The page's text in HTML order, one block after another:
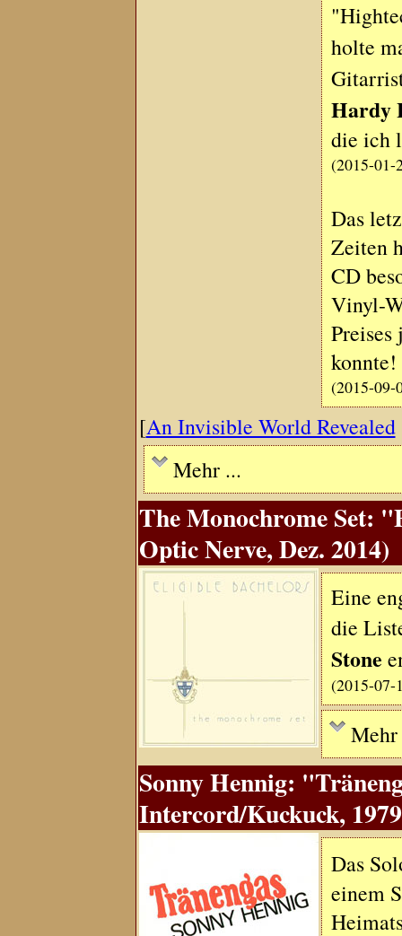
holte
Hardy
die ich
(2015-01-
Das
Zeiten
CD
Vinyl-
Preises
konnte!
(2015-09-
[An Invisible World Revealed
Mehr ...
The Monochrome Set:
Optic Nerve, Dez. 2014)
Eine
die
Stone
(2015-07-
Mehr
Sonny Hennig:
Intercord/Kuckuck,
Das
einem